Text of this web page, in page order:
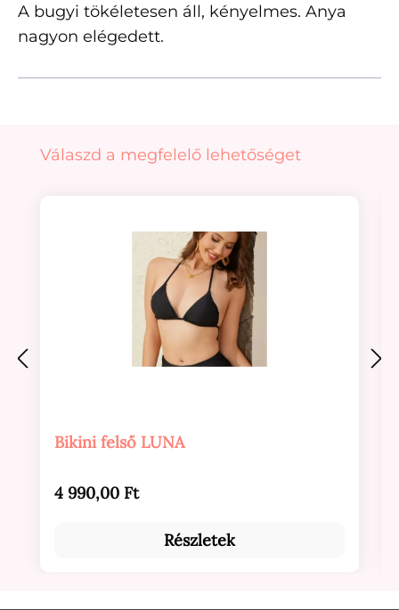
A bugyi tökéletesen áll, kényelmes. Anya
nagyon elégedett.
Termékgaléria kihagyása
Válaszd a megfelelő lehetőséget
Bikini felső LUNA
Normál ár:
4 990,00 Ft
Részletek